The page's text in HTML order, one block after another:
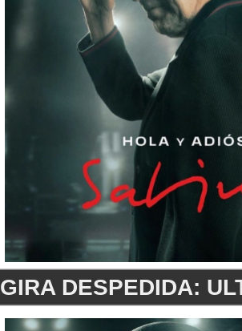
GIRA DESPEDIDA: